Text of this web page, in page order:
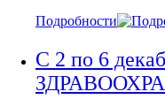
Подробности
С 2 по 6